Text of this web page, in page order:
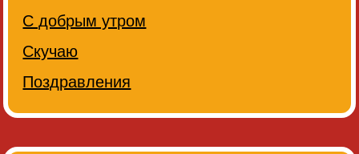
С добрым утром
Скучаю
Поздравления